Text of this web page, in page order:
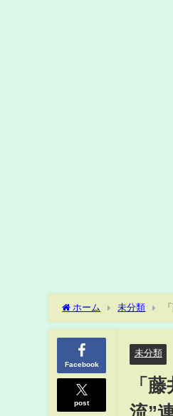
ホーム 未分類
る」(ABEMA TIMES)
Facebook
post
未分類
「
流”